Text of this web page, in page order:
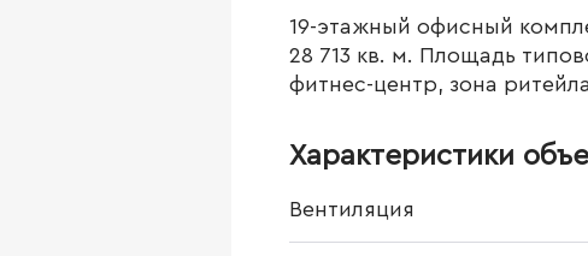
19-этажный офисный
28 713 кв. м. Площадь
фитнес-центр, зона
Характеристики
Вентиляция